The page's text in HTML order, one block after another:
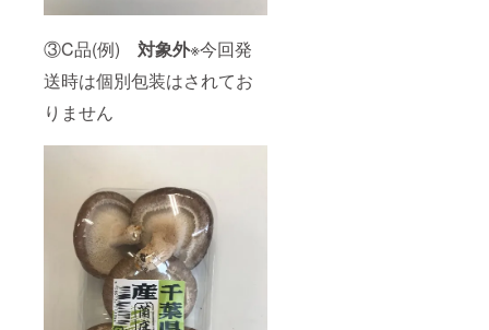
③C品(例) 対象外※今回発
送時は個別包装はされてお
りません